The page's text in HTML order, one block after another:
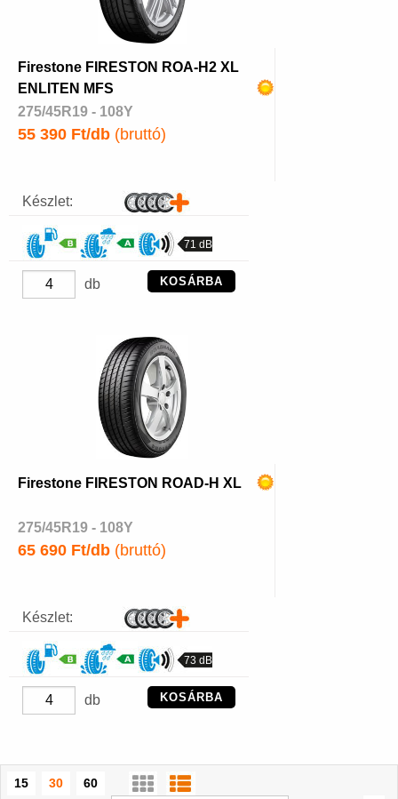
Firestone FIRESTON ROA-H2 XL
ENLITEN MFS
275/45R19 - 108Y
55 390 Ft/db (bruttó)
Készlet:
71 dB
db KOSÁRBA
Firestone FIRESTON ROAD-H XL
275/45R19 - 108Y
65 690 Ft/db (bruttó)
Készlet:
73 dB
db KOSÁRBA
15 30
60